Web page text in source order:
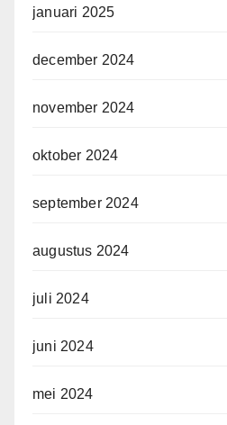
januari 2025
december 2024
november 2024
oktober 2024
september 2024
augustus 2024
juli 2024
juni 2024
mei 2024